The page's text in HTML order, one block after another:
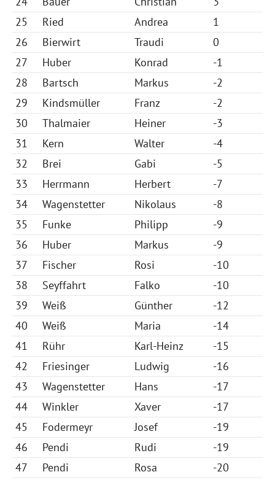
25
Ried Andrea
1
26
Bierwirt Traudi
0
27
Huber Konrad
-1
28
Bartsch Markus
-2
29
Kindsmüller Franz
-2
30
Thalmaier Heiner
-3
31
Kern Walter
-4
32
Brei Gabi
-5
33
Herrmann Herbert
-7
34
Wagenstetter Nikolaus
-8
35
Funke Philipp
-9
36
Huber Markus
-9
37
Fischer Rosi
-10
38
Seyffahrt Falko
-10
39
Weiß Günther
-12
40
Weiß Maria
-14
41
Rühr Karl-Heinz
-15
42
Friesinger Ludwig
-16
43
Wagenstetter Hans
-17
44
Winkler Xaver
-17
45
Fodermeyr Josef
-19
46
Pendi Rudi
-19
47
Pendi Rosa
-20